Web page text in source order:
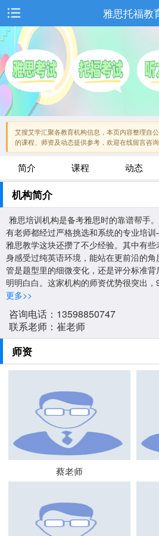
雅思托福教
艾搜艾学汇聚各教育机构信息，本页内容整理自
的课程、师资及动态提供参考，欢迎在线留言咨询
简介 课程 动态
机构简介
雅思培训机构是备考雅思时的靠谱帮手
有老师都经过严格挑选和系统的专业培
雅思教学这块还攒了不少经验。其中有
身感受过纯英语环境，能站在更前沿的
管是题型里的细微变化，还是评分标准
明明白白。这家机构的师资优势很突出
更多>>
咨询电话：13598850747
联系老师：崔老师
师资
蔡老师